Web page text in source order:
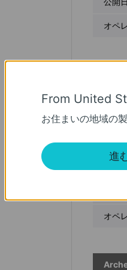
オペ
公開
オペ
オペ
From United
お住まいの地域の
進